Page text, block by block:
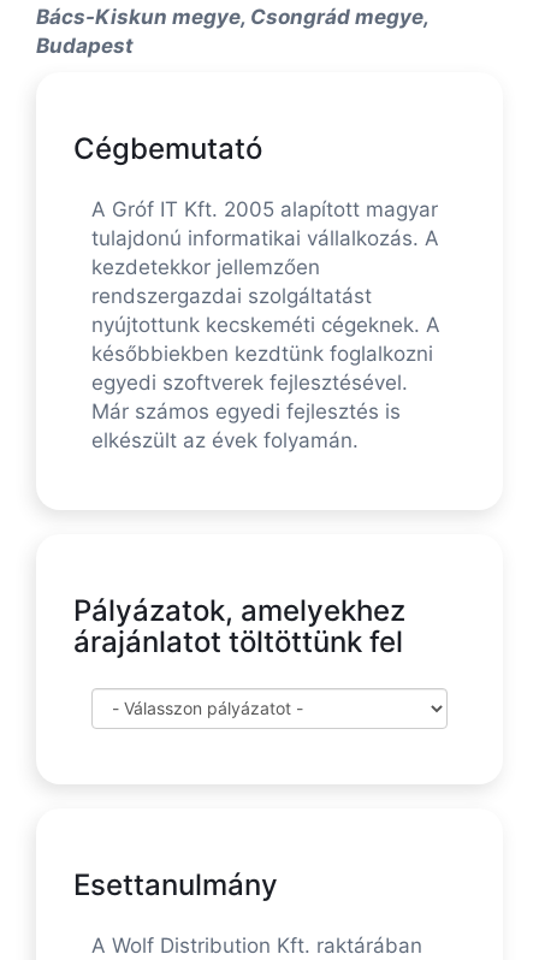
Bács-Kiskun megye, Csongrád megye,
Budapest
Cégbemutató
A Gróf IT Kft. 2005 alapított magyar
tulajdonú informatikai vállalkozás. A
kezdetekkor jellemzően
rendszergazdai szolgáltatást
nyújtottunk kecskeméti cégeknek. A
későbbiekben kezdtünk foglalkozni
egyedi szoftverek fejlesztésével.
Már számos egyedi fejlesztés is
elkészült az évek folyamán.
Pályázatok, amelyekhez
árajánlatot töltöttünk fel
Esettanulmány
A Wolf Distribution Kft. raktárában